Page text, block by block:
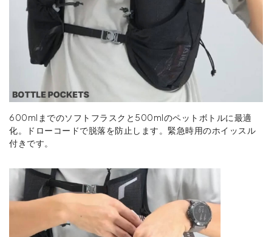
600mlまでのソフトフラスクと500mlのペットボトルに最適
化。ドローコードで脱落を防止します。緊急時用のホイッスル
付きです。